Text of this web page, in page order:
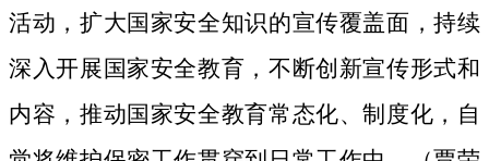
活动，扩大国家安全知识的宣传覆盖面，持续
深入开展国家安全教育，不断创新宣传形式和
内容，推动国家安全教育常态化、制度化，自